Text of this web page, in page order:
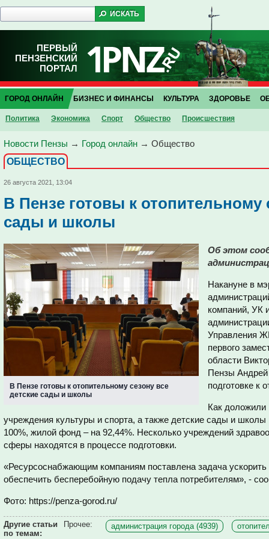
ПЕРВЫЙ
ПЕНЗЕНСКИЙ
ПОРТАЛ
ГОРОД ОНЛАЙН
Политика Экономика Спорт Общество Проиcшествия
БИЗНЕС И ФИНАНСЫ КУЛЬТУРА ЗДОРОВЬЕ
Новости Пензы → Город онлайн → Общество
ОБЩЕСТВО
26 августа 2021, 13:04
В Пензе готовы к отопительному
сады и школы
В Пензе готовы к отопительному сезону все
детские сады и школы
Об этом
Накануне в
компаний, УК
Управления
первого
области
Пензы Андрей
подготовке к
Как доложили
учреждения культуры и спорта, а также детские сады и школы
100%, жилой фонд – на 92,44%. Несколько учреждений
сферы находятся в процессе подготовки.
«Ресурсоснабжающим компаниям поставлена задача
обеспечить бесперебойную подачу тепла потребителям», -
Фото: https://penza-gorod.ru/
Другие статьи
по темам:
Прочее: администрация города (4939)